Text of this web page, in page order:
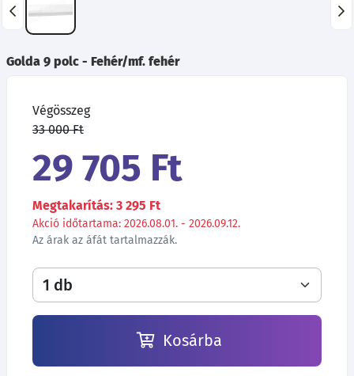
Golda 9 polc - Fehér/mf. fehér
Végösszeg
33 000 Ft
29 705 Ft
Megtakarítás: 3 295 Ft
Akció időtartama: 2026.08.01. - 2026.09.12.
Az árak az áfát tartalmazzák.
Kosárba